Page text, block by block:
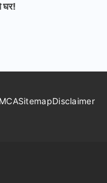
घर!
SitemapDisclaimer